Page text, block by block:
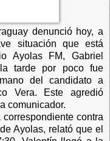
denunció hoy, a
situación que está
Ayolas FM, Gabriel
tarde por poco fue
del candidato a
Vera. Este agredió
comunicador.
contra
Ayolas, relató que el